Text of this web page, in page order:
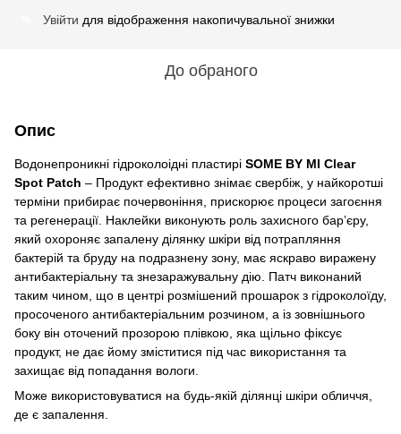
Увійти для відображення накопичувальної знижки
До обраного
Опис
Водонепроникні гідроколоідні пластирі SOME BY MI Clear
Spot Patch – Продукт ефективно знімає свербіж, у найкоротші
терміни прибирає почервоніння, прискорює процеси загоєння
та регенерації. Наклейки виконують роль захисного бар’єру,
який охороняє запалену ділянку шкіри від потрапляння
бактерій та бруду на подразнену зону, має яскраво виражену
антибактеріальну та знезаражувальну дію. Патч виконаний
таким чином, що в центрі розмішений прошарок з гідроколоїду,
просоченого антибактеріальним розчином, а із зовнішнього
боку він оточений прозорою плівкою, яка щільно фіксує
продукт, не дає йому зміститися під час використання та
захищає від попадання вологи.
Може використовуватися на будь-якій ділянці шкіри обличчя,
де є запалення.